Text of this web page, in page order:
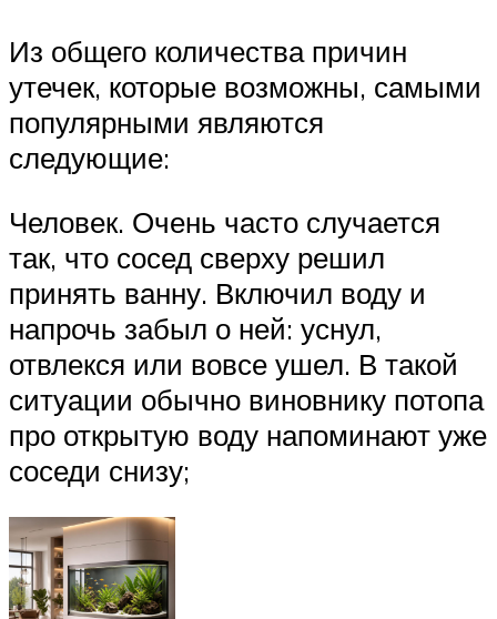
Из общего количества причин
утечек, которые возможны, самыми
популярными являются
следующие:
Человек. Очень часто случается
так, что сосед сверху решил
принять ванну. Включил воду и
напрочь забыл о ней: уснул,
отвлекся или вовсе ушел. В такой
ситуации обычно виновнику потопа
про открытую воду напоминают уже
соседи снизу;